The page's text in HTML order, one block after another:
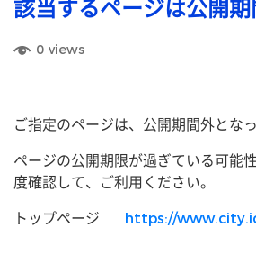
該当するページは公開期
0 views
ご指定のページは、公開期間外となっ
ページの公開期限が過ぎている可能
度確認して、ご利用ください。
トップページ https://